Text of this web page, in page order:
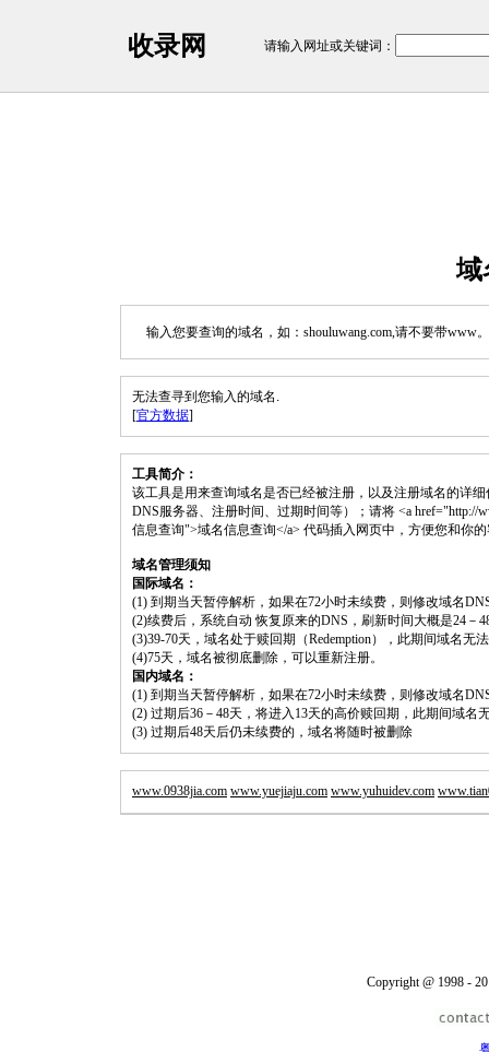
收录网 请输入网址或关键词：
域
输入您要查询的域名，如：shouluwang.com,请不要带www
无法查寻到您输入的域名.
[官方数据]
工具简介：
该工具是用来查询域名是否已经被注册，以及注册域名的详
DNS服务器、注册时间、过期时间等）；请将 <a href="http://
信息查询">域名信息查询</a> 代码插入网页中，方便您和你
域名管理须知
国际域名：
(1) 到期当天暂停解析，如果在72小时未续费，则修改域名
(2)续费后，系统自动 恢复原来的DNS，刷新时间大概是24－
(3)39-70天，域名处于赎回期（Redemption），此期间域名无
(4)75天，域名被彻底删除，可以重新注册。
国内域名：
(1) 到期当天暂停解析，如果在72小时未续费，则修改域名
(2) 过期后36－48天，将进入13天的高价赎回期，此期间域名
(3) 过期后48天后仍未续费的，域名将随时被删除
www.0938jia.com www.yuejiaju.com www.yuhuidev.com
Copyright @ 1998 -